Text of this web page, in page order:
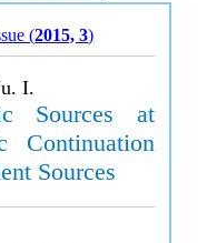
(2015, 3)
I.
Sources at
Continuation
Sources